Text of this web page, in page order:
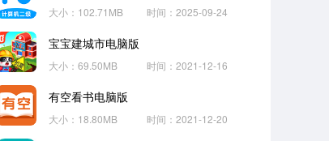
大小：102.71MB 时间：2025-09-24
宝宝建城市电脑版
大小：69.50MB 时间：2021-12-16
有空看书电脑版
大小：18.80MB 时间：2021-12-20